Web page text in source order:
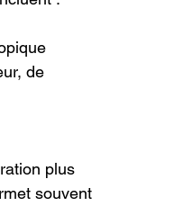
de
plus
souvent